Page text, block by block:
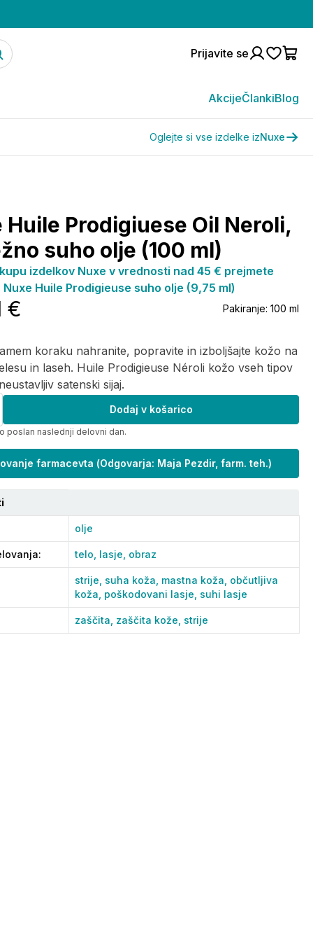
Prijavite se
AkcijeČlankiBlog
Oglejte si vse izdelke izNuxe
Huile Prodigiuese Oil Neroli,
suho olje (100 ml)
koraku nahranite, popravite in izboljšajte kožo na
in laseh. Huile Prodigieuse Néroli kožo vseh tipov
satenski sijaj.
€ Pakiranje: 100 ml
izdelkov Nuxe v vrednosti nad 45 € prejmete
Nuxe Huile Prodigieuse suho olje (9,75 ml)
Dodaj v košarico
poslan naslednji delovni dan.
farmacevta (Odgovarja: Maja Pezdir, farm. teh.)
olje
: telo, lasje, obraz
strije, suha koža, mastna koža, občutljiva
koža, poškodovani lasje, suhi lasje
zaščita, zaščita kože, strije